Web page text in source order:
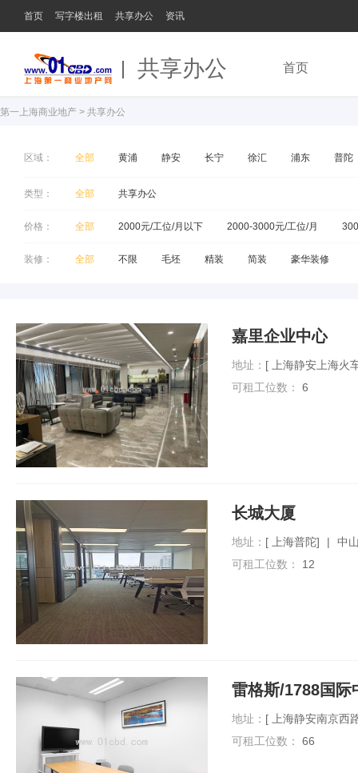
首页 写字楼出租 共享办公 资讯
共享办公 首页
第一上海商业地产 > 共享办公
区域： 全部 黄浦 静安 长宁 徐汇 浦东 普陀
类型： 全部 共享办公
价格： 全部 2000元/工位/月以下 2000-3000元/工位/月
装修： 全部 不限 毛坯 精装 简装 豪华装修
嘉里企业中心
地址： [ 上海静安上海火
可租工位数：
6
长城大厦
地址： [ 上海普陀] |
中
可租工位数：
12
雷格斯/1788国际
地址： [ 上海静安南京西
可租工位数：
66